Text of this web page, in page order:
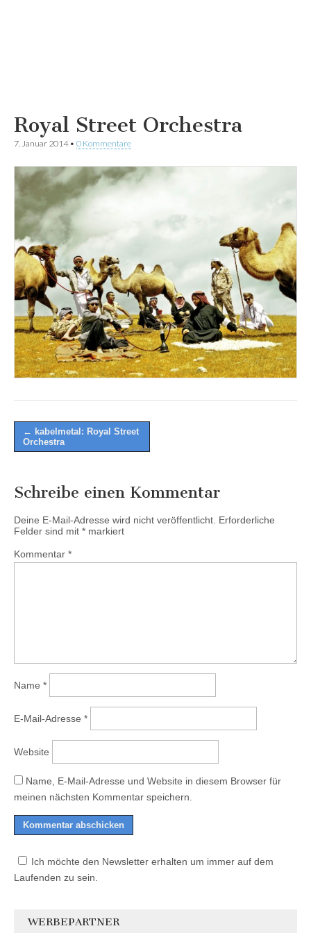
Royal Street Orchestra
7. Januar 2014• 0 Kommentare
Post
navigation
← kabelmetal: Royal Street
Orchestra
Schreibe einen Kommentar
Deine E-Mail-Adresse wird nicht veröffentlicht. Erforderliche
Felder sind mit * markiert
Kommentar *
Name *
E-Mail-Adresse *
Website
Name, E-Mail-Adresse und Website in diesem Browser für
meinen nächsten Kommentar speichern.
Ich möchte den Newsletter erhalten um immer auf dem
Laufenden zu sein.
WERBEPARTNER